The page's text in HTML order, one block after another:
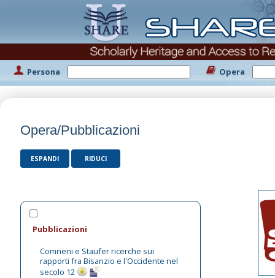
Persona Opera
Opera/Pubblicazioni
ESPANDI RIDUCI
Pubblicazioni
Comneni e Staufer ricerche sui
rapporti fra Bisanzio e l'Occidente nel
secolo 12